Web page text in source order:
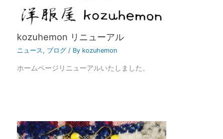
kozuhemon リニューアル
ニュース, ブログ / By kozuhemon
ホームページリニューアルいたしました。